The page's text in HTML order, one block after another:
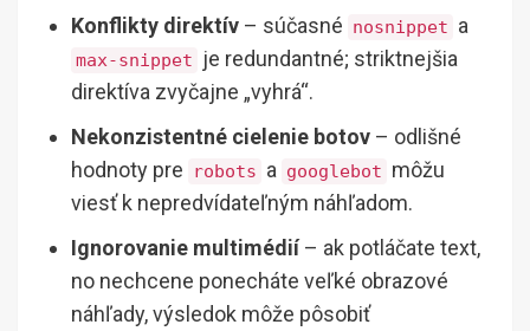
Konflikty direktív – súčasné nosnippet a
max-snippet
je redundantné; striktnejšia
direktíva zvyčajne „vyhrá“.
Nekonzistentné cielenie botov – odlišné
hodnoty pre
robots a googlebot môžu
viesť k nepredvídateľným náhľadom.
Ignorovanie multimédií– ak potláčate text,
no nechcene ponecháte veľké obrazové
náhľady, výsledok môže pôsobiť